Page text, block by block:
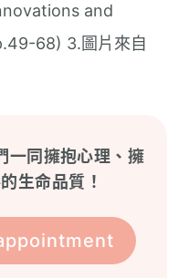
and
68) 3.圖片來自
一同擁抱心理、擁
生命品質！